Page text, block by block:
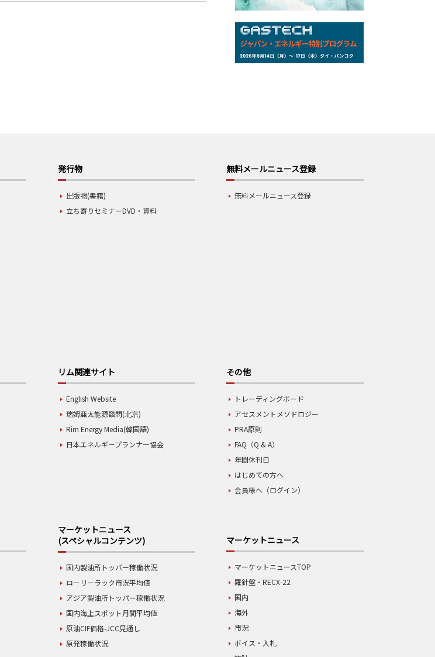
発行物
出版物(書籍)
立ち寄りセミナーDVD・資料
無料メールニュース登録
無料メールニュース登録
リム関連サイト
English Website
瑞姆亜太能源諮問(北京)
Rim Energy Media(韓国語)
日本エネルギープランナー協会
その他
トレーディングボード
アセスメントメソドロジー
PRA原則
FAQ（Q & A）
年間休刊日
はじめての方へ
会員様へ（ログイン）
マーケットニュース
(スペシャルコンテンツ)
国内製油所トッパー稼働状況
ローリーラック市況平均値
アジア製油所トッパー稼働状況
国内海上スポット月間平均値
原油CIF価格-JCC見通し
原発稼働状況
マーケットニュース
マーケットニュースTOP
羅針盤・RECX-22
国内
海外
市況
ボイス・入札